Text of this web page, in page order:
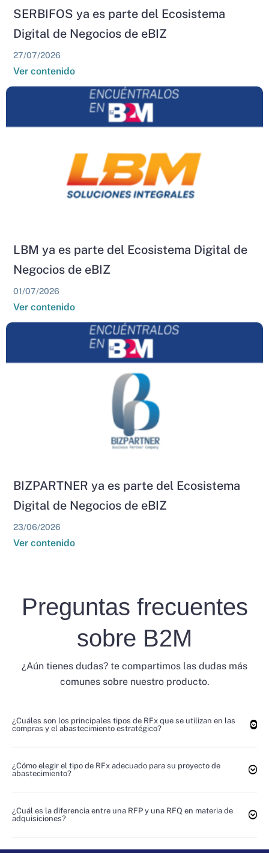
SERBIFOS ya es parte del Ecosistema
Digital de Negocios de eBIZ
27/07/2026
Ver contenido
LBM ya es parte del Ecosistema Digital de
Negocios de eBIZ
01/07/2026
Ver contenido
BIZPARTNER ya es parte del Ecosistema
Digital de Negocios de eBIZ
23/06/2026
Ver contenido
Preguntas frecuentes
sobre B2M
¿Aún tienes dudas? te compartimos las dudas más
comunes sobre nuestro producto.
¿Cuáles son los principales tipos de RFx que se utilizan en las
compras y el abastecimiento estratégico?
¿Cómo elegir el tipo de RFx adecuado para su proyecto de
abastecimiento?
¿Cuál es la diferencia entre una RFP y una RFQ en materia de
adquisiciones?